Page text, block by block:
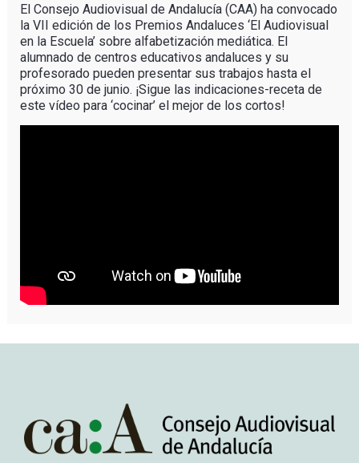
El Consejo Audiovisual de Andalucía (CAA) ha convocado
la VII edición de los Premios Andaluces ‘El Audiovisual
en la Escuela’ sobre alfabetización mediática. El
alumnado de centros educativos andaluces y su
profesorado pueden presentar sus trabajos hasta el
próximo 30 de junio. ¡Sigue las indicaciones-receta de
este vídeo para ‘cocinar’ el mejor de los cortos!